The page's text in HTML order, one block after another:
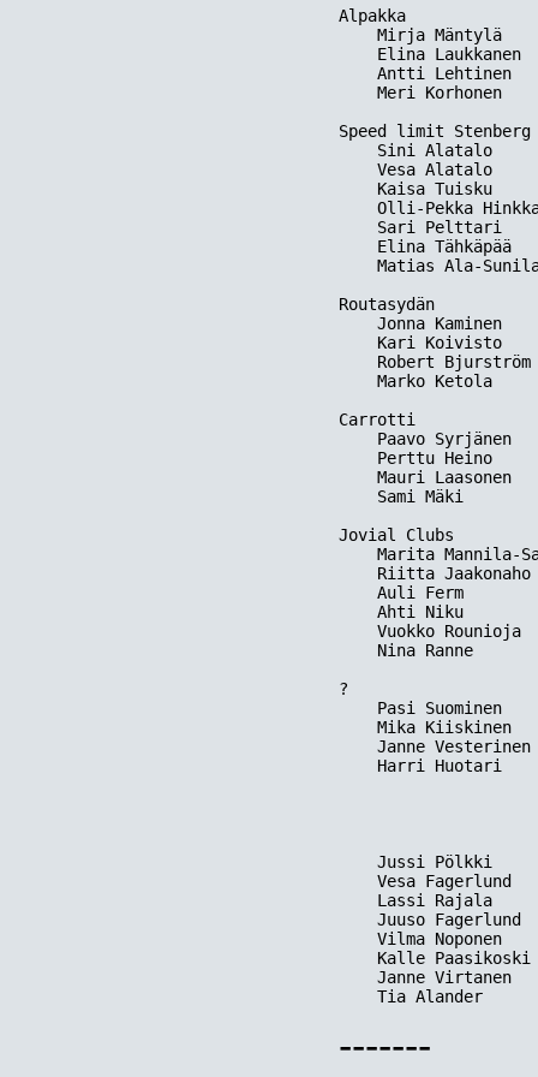
Alpakka
Mirja Mäntylä
Elina Laukkanen
Antti Lehtinen
Meri Korhonen
Speed limit Stenberg
Sini Alatalo
Vesa Alatalo
Kaisa Tuisku
Olli-Pekka
Sari Pelttari
Elina Tähkäpää
Matias Ala-
Routasydän
Jonna Kaminen
Kari Koivisto
Robert Bjurström
Marko Ketola
Carrotti
Paavo Syrjänen
Perttu Heino
Mauri Laasonen
Sami Mäki
Jovial Clubs
Marita Mannila-
Riitta Jaakonaho
Auli Ferm
Ahti Niku
Vuokko Rounioja
Nina Ranne
?
Pasi Suominen
Mika Kiiskinen
Janne Vesterinen
Harri Huotari
Jussi Pölkki
Vesa Fagerlund
Lassi Rajala
Juuso Fagerlund
Vilma Noponen
Kalle Paasikoski
Janne Virtanen
-------